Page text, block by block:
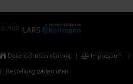
© 2025
Datenschutzerklärung Impressum
Bestellung widerrufen